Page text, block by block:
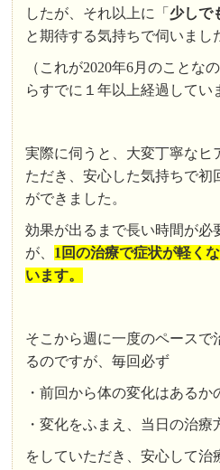
したが、それ以上に「 少しで
と期待する気持ちで伺いまし
（これが2020年6月のことな
らすでに１年以上経過してい
実際に伺うと、大変丁寧なヒ
ただき、安心した気持ちで初
ができました。
効果が出るまで長い時間が必
が、 1回の治療で症状が軽く
います。
そこから週に一度のペースで
るのですが、毎回必ず
・前回から体の変化はあるか
・変化をふまえ、当日の治療
をしていただき、安心して治